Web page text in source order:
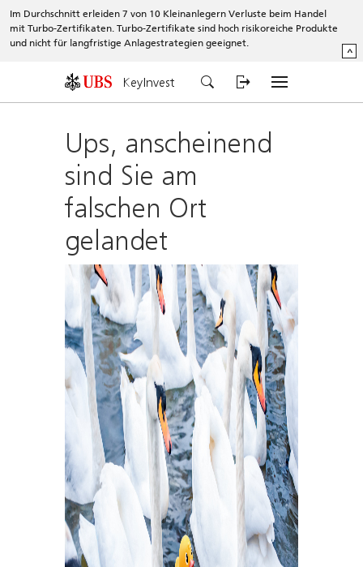
Im Durchschnitt erleiden 7 von 10 Kleinanlegern Verluste beim Handel
mit Turbo-Zertifikaten. Turbo-Zertifikate sind hoch risikoreiche Produkte
und nicht für langfristige Anlagestrategien geeignet.
^
KeyInvest
Ups, anscheinend
sind Sie am
falschen Ort
gelandet